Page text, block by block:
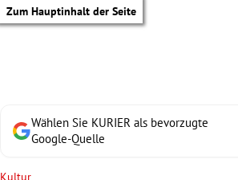
Zum Hauptinhalt der Seite
Wählen Sie KURIER als bevorzugte
Google-Quelle
Kultur